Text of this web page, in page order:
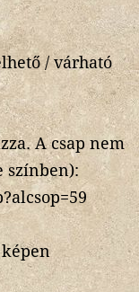
/ várható
A csap nem
színben):